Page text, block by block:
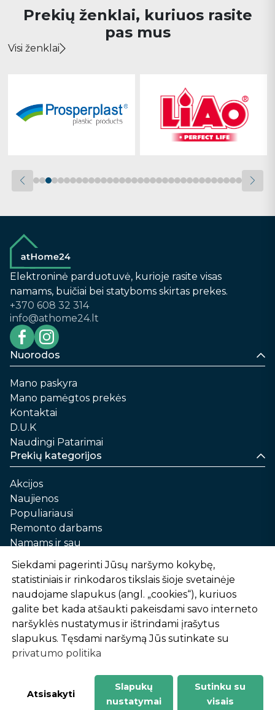
Prekių ženklai, kuriuos rasite
pas mus
Visi ženklai
Elektroninė parduotuvė, kurioje rasite visas
namams, buičiai bei statyboms skirtas prekes.
+370 608 32 314
info@athome24.lt
Nuorodos
Mano paskyra
Mano pamėgtos prekės
Kontaktai
D.U.K
Naudingi Patarimai
Prekių kategorijos
Akcijos
Naujienos
Populiariausi
Remonto darbams
Namams ir sau
Automobilių priežiūrai
Sodui ir daržui
Informacija
Apie mus
Prekių pirkimo – pardavimo taisyklės
Prekių pristatymas ir atsiėmimas
Garantinis aptarnavimas ir prekių grąžinimas
Privatumo politika
-
1
2
%
n
u
o
l
a
i
d
Siekdami pagerinti Jūsų naršymo kokybę,
statistiniais ir rinkodaros tikslais šioje svetainėje
naudojame slapukus (angl. „cookies“), kuriuos
galite bet kada atšaukti pakeisdami savo interneto
naršyklės nustatymus ir ištrindami įrašytus
slapukus. Tęsdami naršymą Jūs sutinkate su
privatumo politika
Atsisakyti
Slapukų
nustatymai
Sutinku su
visais